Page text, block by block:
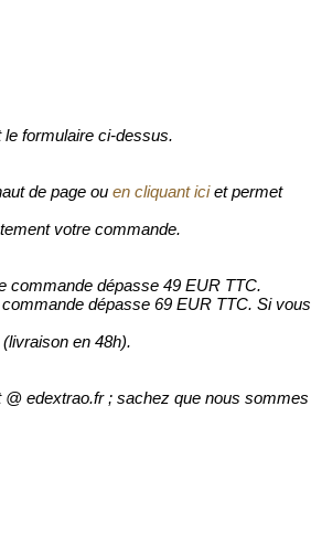
formulaire ci-dessus.
de page ouen cliquant iciet permet
votre commande.
commande dépasse 49 EUR TTC.
dépasse 69 EUR TTC. Si vous
en 48h).
edextrao.fr ; sachez que nous sommes